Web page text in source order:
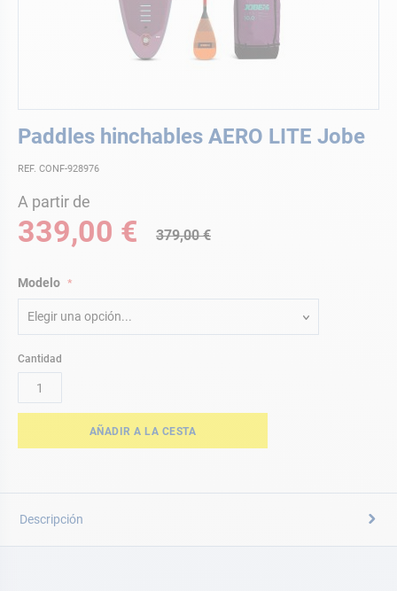
Paddles hinchables AERO LITE Jobe
REF. CONF-928976
A partir de
339,00 € 379,00 €
Modelo
Elegir una opción...
Cantidad
AÑADIR A LA CESTA
al
de
galería
de
imágenes
Descripción